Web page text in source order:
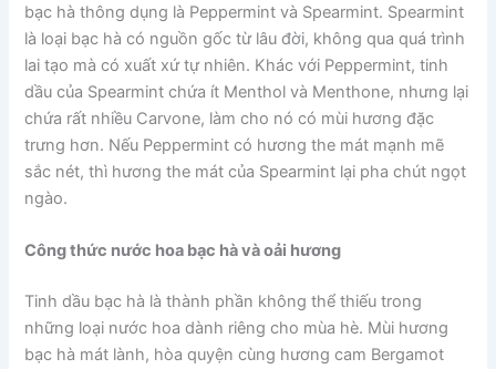
bạc hà thông dụng là Peppermint và Spearmint. Spearmint
là loại bạc hà có nguồn gốc từ lâu đời, không qua quá trình
lai tạo mà có xuất xứ tự nhiên. Khác với Peppermint, tinh
dầu của Spearmint chứa ít Menthol và Menthone, nhưng lại
chứa rất nhiều Carvone, làm cho nó có mùi hương đặc
trưng hơn. Nếu Peppermint có hương the mát mạnh mẽ
sắc nét, thì hương the mát của Spearmint lại pha chút ngọt
ngào.
Công thức nước hoa bạc hà và oải hương
Tinh dầu bạc hà là thành phần không thể thiếu trong
những loại nước hoa dành riêng cho mùa hè. Mùi hương
bạc hà mát lành, hòa quyện cùng hương cam Bergamot